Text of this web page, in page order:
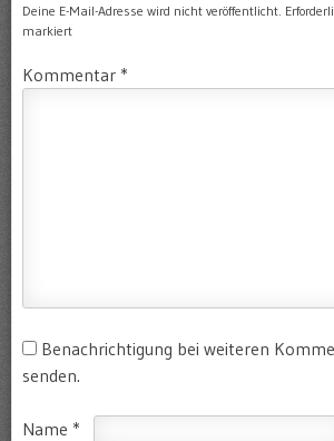
Deine E-Mail-Adresse wird nicht veröffentlicht.
markiert
Kommentar *
Benachrichtigung bei weiteren
senden.
Name *